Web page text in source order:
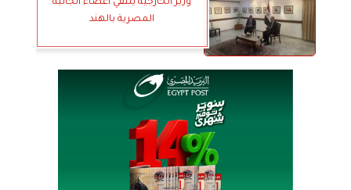
وزير الخارجية يلتقي أعضاء الجالية
المصرية بالهند